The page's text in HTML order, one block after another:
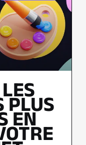
PLUS
EN